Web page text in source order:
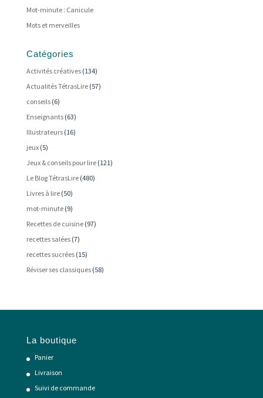
Mot-minute : Canicule
Mots et merveilles
Catégories
Activités créatives(134)
Actualités TétrasLire(57)
conseils(6)
Enseignants(63)
Illustrateurs(16)
jeux(5)
Jeux & conseils pour lire(121)
Le Blog TétrasLire(480)
Livres à lire(50)
mot-minute(9)
Recettes de cuisine(97)
recettes salées(7)
recettes sucrées(15)
Réviser ses classiques(58)
La boutique
Panier
Livraison
Suivi de commande